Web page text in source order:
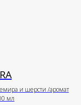
и шерсти /аромат
мл